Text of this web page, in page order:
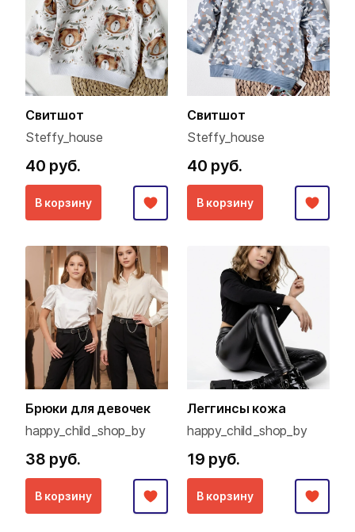
Свитшот
Steffy_house
40 руб.
В корзину
Свитшот
Steffy_house
40 руб.
В корзину
Брюки для девочек
happy_child_shop_by
38 руб.
В корзину
Леггинсы кожа
happy_child_shop_by
19 руб.
В корзину